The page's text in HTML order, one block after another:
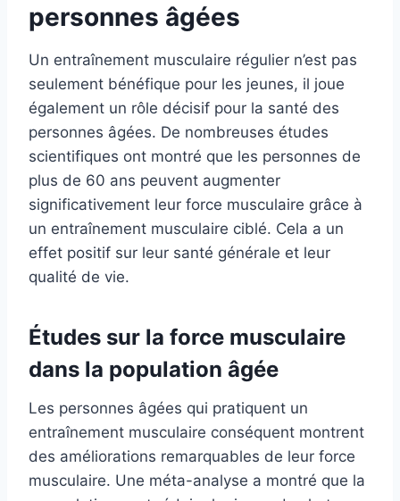
personnes âgées
Un entraînement musculaire régulier n’est pas
seulement bénéfique pour les jeunes, il joue
également un rôle décisif pour la santé des
personnes âgées. De nombreuses études
scientifiques ont montré que les personnes de
plus de 60 ans peuvent augmenter
significativement leur force musculaire grâce à
un entraînement musculaire ciblé. Cela a un
effet positif sur leur santé générale et leur
qualité de vie.
Études sur la force musculaire
dans la population âgée
Les personnes âgées qui pratiquent un
entraînement musculaire conséquent montrent
des améliorations remarquables de leur force
musculaire. Une méta-analyse a montré que la